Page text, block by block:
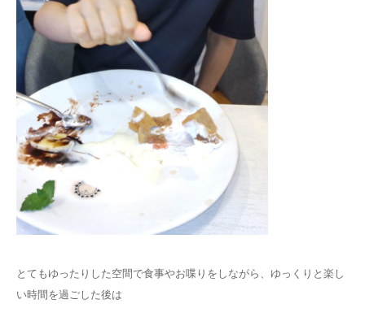
とてもゆったりした空間で食事やお喋りをしながら、ゆっくりと楽し
い時間を過ごした後は